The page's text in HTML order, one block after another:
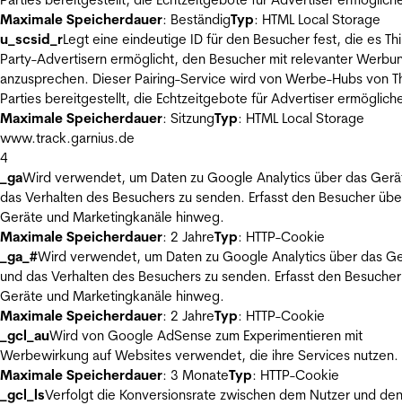
Maximale Speicherdauer: BeständigTyp: HTML Local Storage
u_scsid_rLegt eine eindeutige ID für den Besucher fest, die es
Party-Advertisern ermöglicht, den Besucher mit relevanter
anzusprechen. Dieser Pairing-Service wird von Werbe-Hubs von
Parties bereitgestellt, die Echtzeitgebote für Advertiser
Maximale Speicherdauer: SitzungTyp: HTML Local Storage
www.track.garnius.de
4
_gaWird verwendet, um Daten zu Google Analytics über das
das Verhalten des Besuchers zu senden. Erfasst den Besucher
Geräte und Marketingkanäle hinweg.
Maximale Speicherdauer: 2 JahreTyp: HTTP-Cookie
_ga_#Wird verwendet, um Daten zu Google Analytics über das
und das Verhalten des Besuchers zu senden. Erfasst den
Geräte und Marketingkanäle hinweg.
Maximale Speicherdauer: 2 JahreTyp: HTTP-Cookie
_gcl_auWird von Google AdSense zum Experimentieren mit
Werbewirkung auf Websites verwendet, die ihre Services nutzen.
Maximale Speicherdauer: 3 MonateTyp: HTTP-Cookie
_gcl_lsVerfolgt die Konversionsrate zwischen dem Nutzer und den